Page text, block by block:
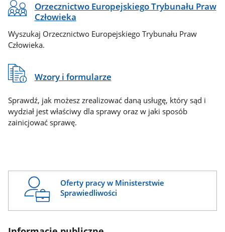
Orzecznictwo Europejskiego Trybunału Praw
Człowieka
Wyszukaj Orzecznictwo Europejskiego Trybunału Praw
Człowieka.
Wzory i formularze
Sprawdź, jak możesz zrealizować daną usługę, który sąd i
wydział jest właściwy dla sprawy oraz w jaki sposób
zainicjować sprawę.
Oferty pracy w Ministerstwie
Sprawiedliwości